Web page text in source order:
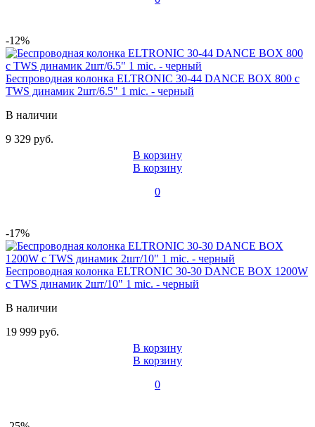
-12%
Беспроводная колонка ELTRONIC 30-44 DANCE BOX 800 с
TWS динамик 2шт/6.5" 1 mic. - черный
В наличии
9 329 руб.
В корзину
В корзину
0
-17%
Беспроводная колонка ELTRONIC 30-30 DANCE BOX 1200W
с TWS динамик 2шт/10" 1 mic. - черный
В наличии
19 999 руб.
В корзину
В корзину
0